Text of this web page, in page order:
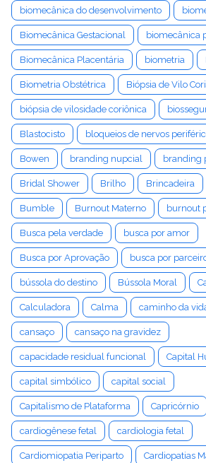
biomecânica do desenvolvimento
Biomecânica Gestacional biomecânica
Biomecânica Placentária biometria
Biometria Obstétrica Biópsia de Vilo
biópsia de vilosidade coriônica
Blastocisto bloqueios de nervos
Bowen branding nupcial branding
Bridal Shower Brilho Brincadeira
Bumble Burnout Materno burnout
Busca pela verdade busca por amor
Busca por Aprovação busca por
bússola do destino Bússola Moral
Calculadora Calma caminho da
cansaço cansaço na gravidez
capacidade residual funcional Capital
capital simbólico capital social
Capitalismo de Plataforma Capricórnio
cardiogênese fetal cardiologia fetal
Cardiomiopatia Periparto Cardiopatias